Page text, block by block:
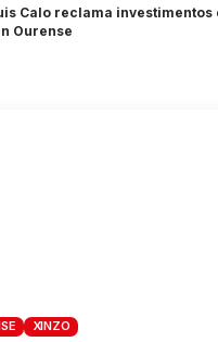
Calo reclama investimentos
Ourense
XINZO